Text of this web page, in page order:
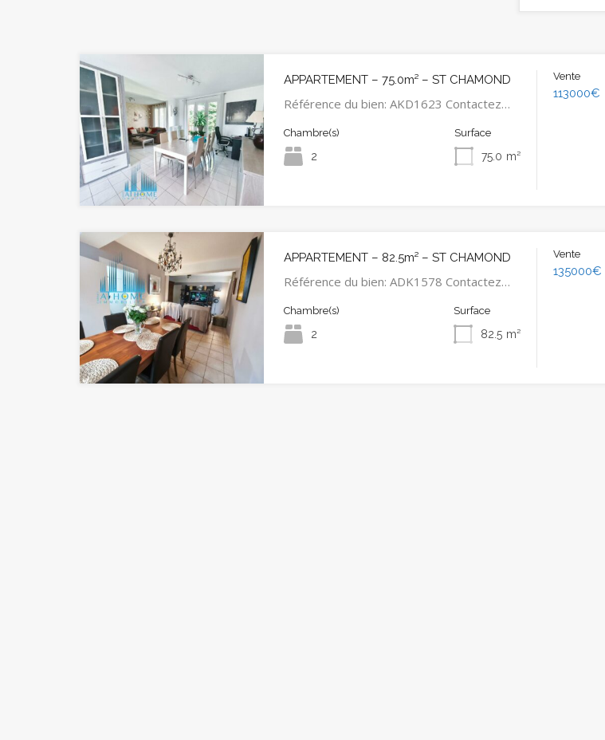
APPARTEMENT – 75.0m² – ST CHAMOND
Référence du bien: AKD1623 Contactez…
Chambre(s)
2
Surface
75.0 m²
Vente
113000€
APPARTEMENT – 82.5m² – ST CHAMOND
Référence du bien: ADK1578 Contactez…
Chambre(s)
2
Surface
82.5 m²
Vente
135000€